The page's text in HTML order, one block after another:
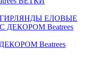
ГИРЛЯНДЫ ЕЛОВЫЕ
Beatrees